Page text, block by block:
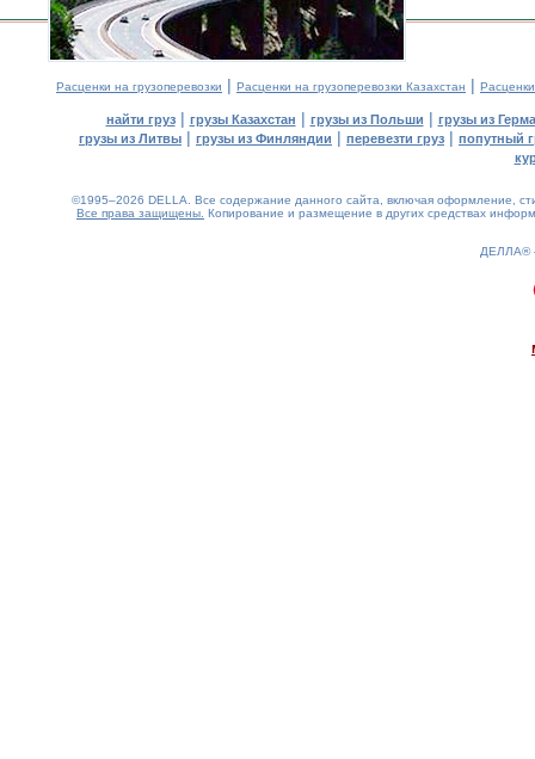
Расценки на грузоперевозки | Расценки на грузоперевозки Казахстан |
найти груз| грузы Казахстан | грузы из Польши | грузы из
грузы из Литвы | грузы из Финляндии | перевезти груз | попутный
©1995–2026 DELLA. Все содержание данного сайта, включая оформление,
Все права защищены. Копирование и размещение в других средствах